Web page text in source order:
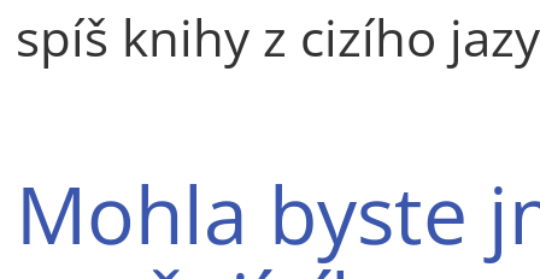
spíš knihy z cizího
Mohla byste